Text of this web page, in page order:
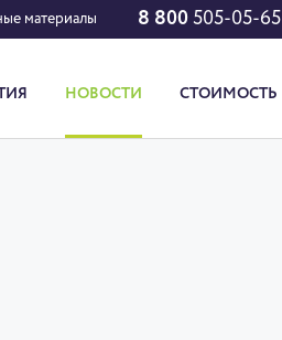
материалы 8 800 505-05-65
НОВОСТИ СТОИМОСТЬ